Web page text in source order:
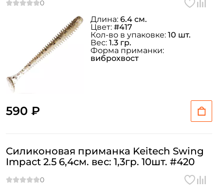
590 ₽
Длина: 6.4 см.
Цвет: #417
Кол-во в упаковке: 10 шт.
Вес: 1.3 гр.
Форма приманки:
виброхвост
Силиконовая приманка Keitech Swing
Impact 2.5 6,4см. вес: 1,3гр. 10шт. #420